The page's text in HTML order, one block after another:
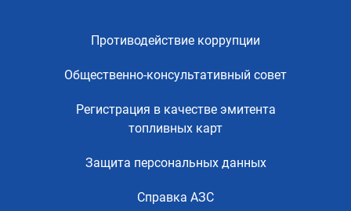
Противодействие коррупции
Общественно-консультативный совет
Регистрация в качестве эмитента
топливных карт
Защита персональных данных
Справка АЗС